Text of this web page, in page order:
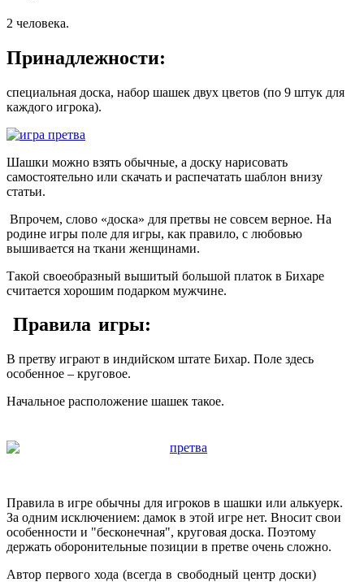
2 человека.
Принадлежности:
специальная доска, набор шашек двух цветов (по 9 штук для
каждого игрока).
Шашки можно взять обычные, а доску нарисовать
самостоятельно или скачать и распечатать шаблон внизу
статьи.
Впрочем, слово «доска» для претвы не совсем верное. На
родине игры поле для игры, как правило, с любовью
вышивается на ткани женщинами.
Такой своеобразный вышитый большой платок в Бихаре
считается хорошим подарком мужчине.
Правила игры:
В претву играют в индийском штате Бихар. Поле здесь
особенное – круговое.
Начальное расположение шашек такое.
Правила в игре обычны для игроков в шашки или алькуерк.
За одним исключением: дамок в этой игре нет. Вносит свои
особенности и "бесконечная", круговая доска. Поэтому
держать оборонительные позиции в претве очень сложно.
Автор первого хода (всегда в свободный центр доски)